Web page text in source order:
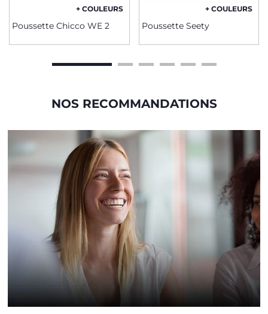
+ COULEURS
Poussette Chicco WE 2
+ COULEURS
Poussette Seety
NOS RECOMMANDATIONS